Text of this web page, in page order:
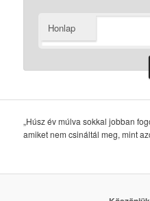
Honlap
„Húsz év múlva sokkal jobban
amiket nem csináltál meg, mint